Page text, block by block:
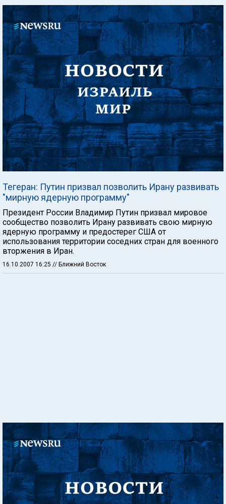
Тегеран: Путин призвал позволить Ирану развивать
"мирную ядерную программу"
Президент России Владимир Путин призвал мировое
сообщество позволить Ирану развивать свою мирную
ядерную программу и предостерег США от
использования территории соседних стран для военного
вторжения в Иран.
16.10.2007 16:25 // Ближний Восток